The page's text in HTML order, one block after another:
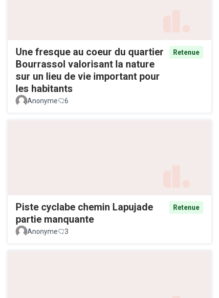
Une fresque au coeur du quartier
Bourrassol valorisant la nature
sur un lieu de vie important pour
les habitants
Retenue
Anonyme 6
Piste cyclabe chemin Lapujade
partie manquante
Retenue
Anonyme 3